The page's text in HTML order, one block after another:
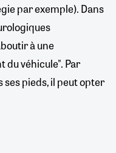
par exemple). Dans
à une
du véhicule". Par
ses pieds, il peut opter